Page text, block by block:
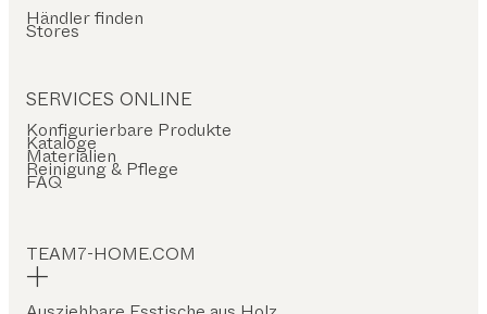
Händler finden
Stores
SERVICES ONLINE
Konfigurierbare Produkte
Kataloge
Materialien
Reinigung & Pflege
FAQ
TEAM7-HOME.COM